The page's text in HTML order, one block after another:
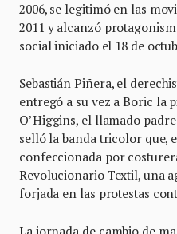
2006, se legitimó en las
2011 y alcanzó
social iniciado el 18 de
Sebastián Piñera, el
entregó a su vez a Boric la
O’Higgins, el llamado
selló la banda tricolor que,
confeccionada por
Revolucionario Textil, una
forjada en las protestas